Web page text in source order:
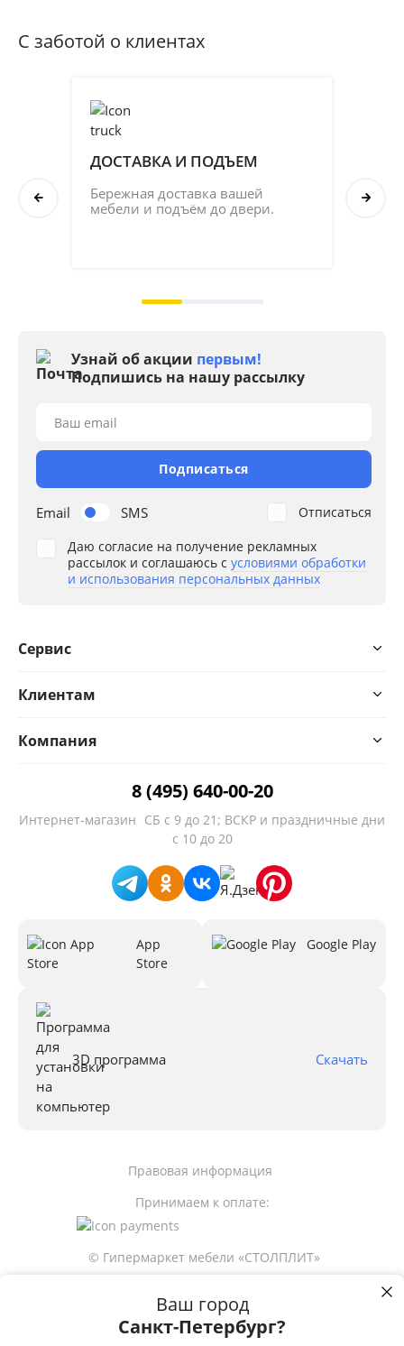
Пользуясь сайтом stolplit.ru, Вы подтверждаете использование cookie-
Ваш город
Санкт-Петербург?Купить в 1 клик
С заботой о клиентах
ДОСТАВКА И ПОДЪЕМ
Бережная доставка вашей
мебели и подъём до двери.
Узнай об акции первым!
Подпишись на нашу рассылку
Email SMS
Ваш email
Подписаться
Даю согласие на получение рекламных
рассылок и соглашаюсь с условиями обработки
и использования персональных данных
Отписаться
Сервис
Клиентам
Компания
8 (495) 640-00-20
Интернет-магазин СБ с 9 до 21; ВСКР и праздничные дни
с 10 до 20
App
Store
Google Play
3D программа Скачать
© Гипермаркет мебели «СТОЛПЛИТ»
Принимаем к оплате:
Правовая информация